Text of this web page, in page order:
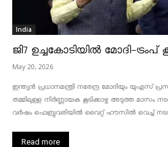
India
ജി7 ഉച്ചകോടിയിൽ മോദി-ട്രംപ്
May 20, 2026
ഇന്ത്യൻ പ്രധാനമന്ത്രി നരേന്ദ്ര മോദിയും യുഎസ്
തമ്മിലുള്ള നിർണ്ണായക കൂടിക്കാഴ്ച അടുത്ത മാസം
വർഷം ഫെബ്രുവരിയിൽ വൈറ്റ് ഹൗസിൽ വെച്ച് നടന്ന
Read more